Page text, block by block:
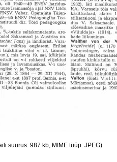
suurus: 987 kb, MIME tüüp: JPEG)